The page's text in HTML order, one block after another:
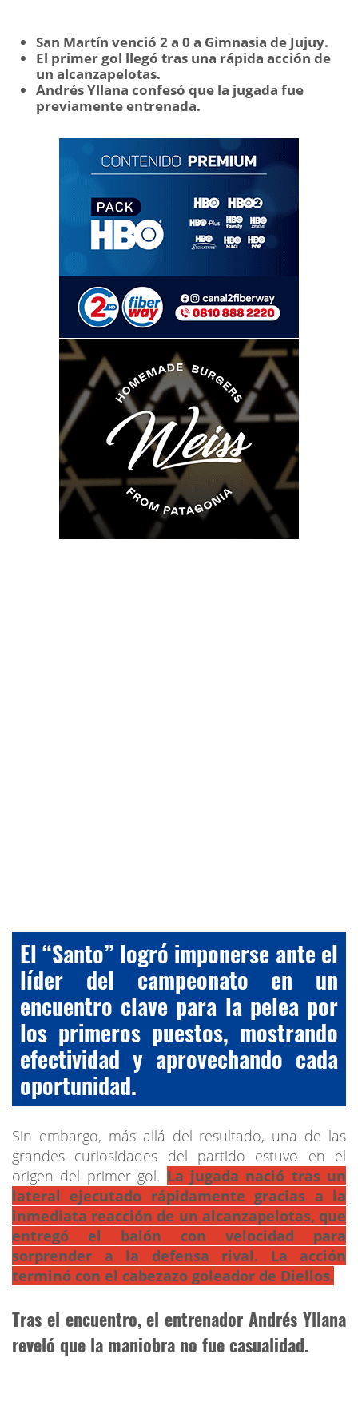
San Martín venció 2 a 0 a Gimnasia de Jujuy.
El primer gol llegó tras una rápida acción de
un alcanzapelotas.
Andrés Yllana confesó que la jugada fue
previamente entrenada.
El “Santo” logró imponerse ante el
líder del campeonato en un
encuentro clave para la pelea por
los primeros puestos, mostrando
efectividad y aprovechando cada
oportunidad.
Sin embargo, más allá del resultado, una de las
grandes curiosidades del partido estuvo en el
origen del primer gol. La jugada nació tras un
lateral ejecutado rápidamente gracias a la
inmediata reacción de un alcanzapelotas, que
entregó el balón con velocidad para
sorprender a la defensa rival. La acción
terminó con el cabezazo goleador de Diellos.
Tras el encuentro, el entrenador Andrés Yllana
reveló que la maniobra no fue casualidad.